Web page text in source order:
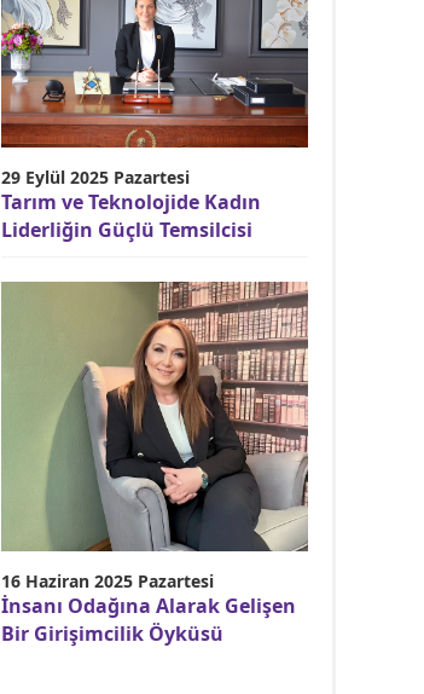
29 Eylül 2025 Pazartesi
Tarım ve Teknolojide Kadın
Liderliğin Güçlü Temsilcisi
16 Haziran 2025 Pazartesi
İnsanı Odağına Alarak Gelişen
Bir Girişimcilik Öyküsü